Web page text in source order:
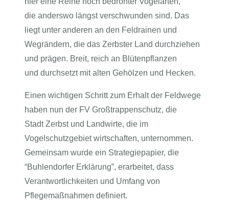
die anderswo längst verschwunden sind. Das
liegt unter anderen an den Feldrainen und
Wegrändern, die das Zerbster Land durchziehen
und prägen. Breit, reich an Blütenpflanzen
und durchsetzt mit alten Gehölzen und Hecken.
Einen wichtigen Schritt zum Erhalt der Feldwege
haben nun der FV Großtrappenschutz, die
Stadt Zerbst und Landwirte, die im
Vogelschutzgebiet wirtschaften, unternommen.
Gemeinsam wurde ein Strategiepapier, die
“Buhlendorfer Erklärung”, erarbeitet, dass
Verantwortlichkeiten und Umfang von
Pflegemaßnahmen definiert.